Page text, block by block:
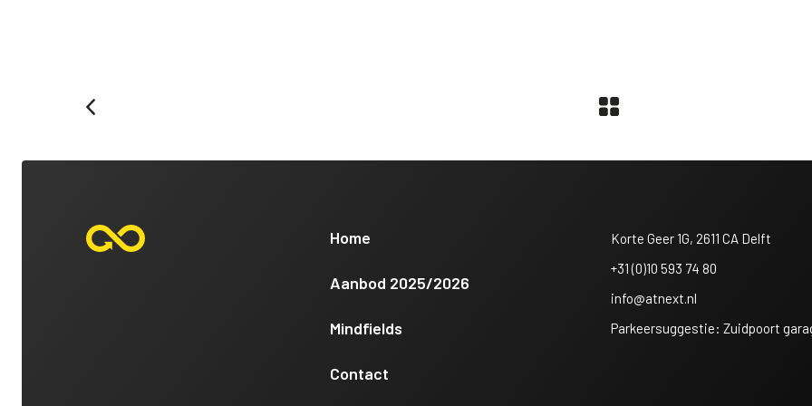
Home
Aanbod 2025/2026
Mindfields
Contact
Korte Geer 1G, 2611 CA Delft
+31 (0)10 593 74 80
info@atnext.nl
Parkeersuggestie: Zuidpoort